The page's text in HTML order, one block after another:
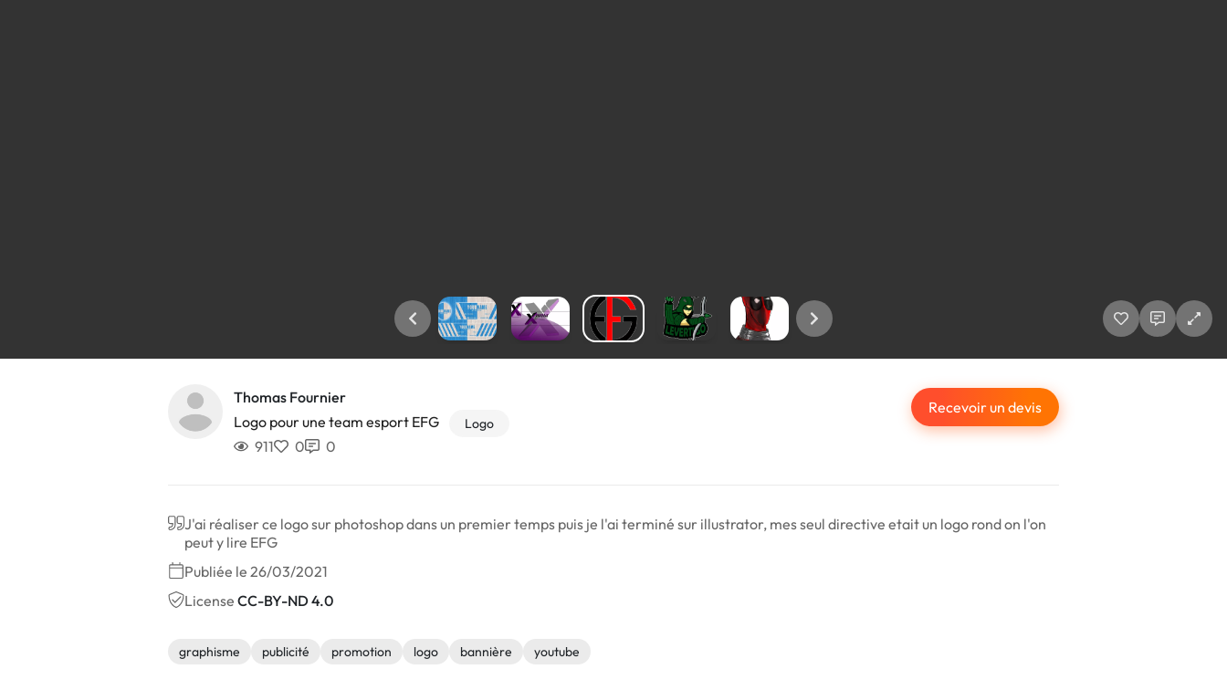
Thomas Fournier
Logo pour une team esport EFG
Logo
911 0 0
Recevoir un devis
J'ai réaliser ce logo sur photoshop dans un premier temps puis je l'ai terminé sur illustrator, mes seul directive etait un logo rond on l'on
peut y lire EFG
Publiée le 26/03/2021
License CC-BY-ND 4.0
graphisme publicité promotion logo bannière youtube